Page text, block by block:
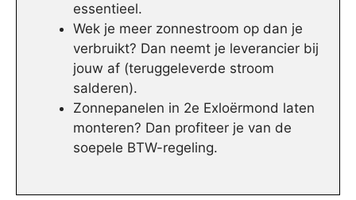
essentieel.
Wek je meer zonnestroom op dan je
verbruikt? Dan neemt je leverancier bij
jouw af (teruggeleverde stroom
salderen).
Zonnepanelen in 2e Exloërmond laten
monteren? Dan profiteer je van de
soepele BTW-regeling.